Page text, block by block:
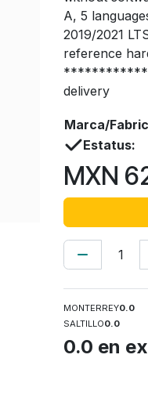
A, 5
2019/2021
reference
delivery
Marca/
Estatus:
MXN
MONTERREY0.0
SALTILLO0.0
0.0 en